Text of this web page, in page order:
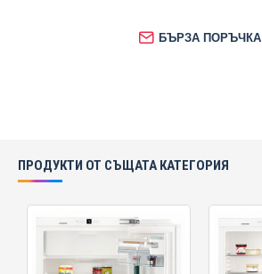
БЪРЗА ПОРЪЧКА
ПРОДУКТИ ОТ СЪЩАТА КАТЕГОРИЯ